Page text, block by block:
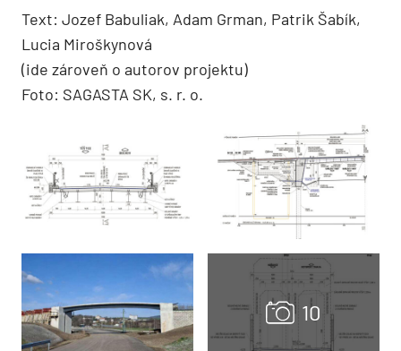
Text: Jozef Babuliak, Adam Grman, Patrik Šabík,
Lucia Miroškynová
(ide zároveň o autorov projektu)
Foto: SAGASTA SK, s. r. o.